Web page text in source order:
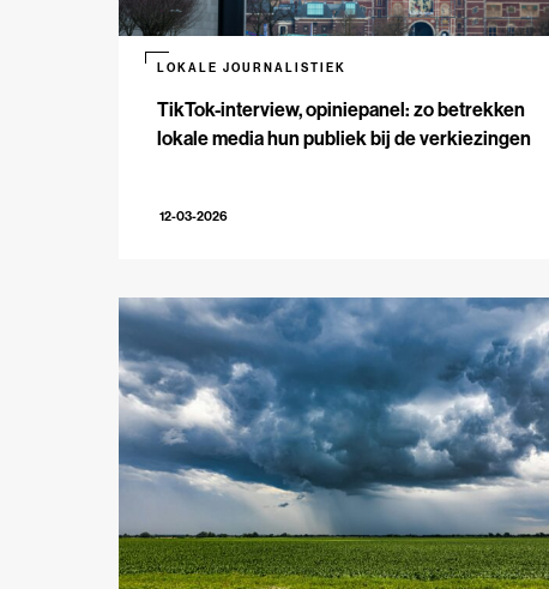
TikTok-interview, opiniepanel: zo betrekken
lokale media hun publiek bij de verkiezingen
LOKALE JOURNALISTIEK
12-03-2026